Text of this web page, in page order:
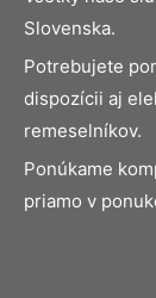
Slovenska.
Potrebujete
dispozícii aj
remeselníkov.
Ponúkame
priamo v